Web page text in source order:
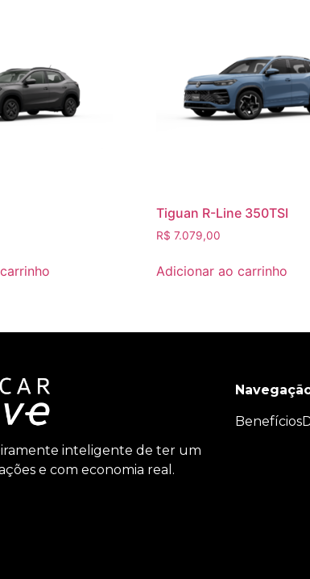
Tiguan R-Line 350TSI
R$ 7.079,00
Adicionar ao carrinho
inteligente de ter um
e com economia real.
Benefícios